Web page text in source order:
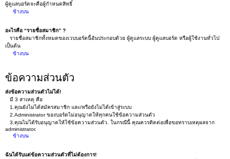
ผู้ดูแลบอร์ดจะคือผู้กำหนดสิทธิ์
ข้างบน
อะไรคือ “รายชื่อสมาชิก” ?
รายชื่อสมาชิกทั้งหมดของเวบบอร์ดนี้อันประกอบด้วย ผู้ดูแลระบบ ผู้ดูแลบอร์ด หรือผู้ใช้งานทั่วไป
เป็นต้น
ข้างบน
ข้อความส่วนตัว
ส่งข้อความส่วนตัวไม่ได้!
มี 3 สาเหตุ คือ
1.คุณยังไม่ได้สมัครสมาชิก และ/หรือยังไม่ได้เข้าสู่ระบบ
2.Administrator ของบอร์ดไม่อนุญาตให้ทุกคนใช้ข้อความส่วนตัว
3.คุณไม่ได้รับอนุญาตให้ใช้ข้อความส่วนตัว. ในกรณีนี้ คุณควรติดต่อเพื่อขอทราบเหตุผลจาก
administrator.
ข้างบน
ฉันได้รับแต่ข้อความส่วนตัวที่ไม่ต้องการ!